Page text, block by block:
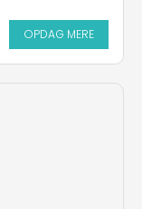
OPDAG MERE